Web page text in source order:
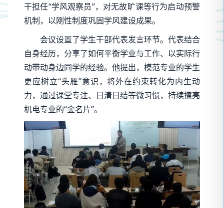
干担任“学风观察员”，对无故旷课等行为启动预警
机制，以刚性制度巩固学风建设成果。
会议设置了学生干部代表发言环节。代表结合
自身经历，分享了如何平衡学业与工作、以实际行
动带动身边同学的经验。他提出，模范专业的学生
更应树立“头雁”意识，将外在约束转化为内生动
力，通过课堂专注、日清日结等微习惯，持续擦亮
机电专业的“金名片”。